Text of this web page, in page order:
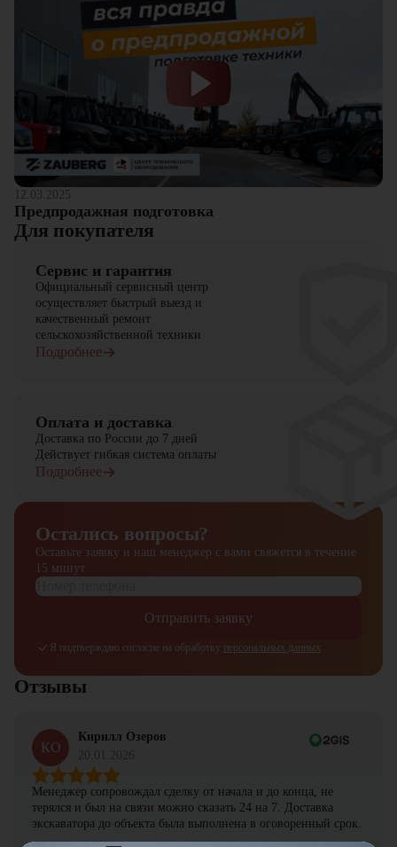
надежность, мощность и экономичность, обеспечивая эффективную
и безопасную работу с грузами в любых условиях.
Купить Дизельный вилочный погрузчик Zauberg DS20
. Компания "ЦТО" является официальным
дилером и предлагает новые модели техники. На нашем сайте
представлен широкий выбор спецтехники, вилочной и малой
складской техники, навесного оборудования и запчастей.
12.03.2025
Предпродажная подготовка
Для покупателя
Сервис и гарантия
Официальный сервисный центр
осуществляет быстрый выезд и
качественный ремонт
сельскохозяйственной техники
Подробнее
Оплата и доставка
Доставка по России до 7 дней
Действует гибкая система оплаты
Подробнее
Остались вопросы?
Оставьте заявку и наш менеджер с вами свяжется в течение
15 минут
Отправить заявку
Я подтверждаю согласие на обработку персональных данных
Отзывы
КО
Кирилл Озеров
Менеджер сопровождал сделку от начала и до конца, не
терялся и был на связи можно сказать 24 на 7. Доставка
экскаватора до объекта была выполнена в оговоренный срок.